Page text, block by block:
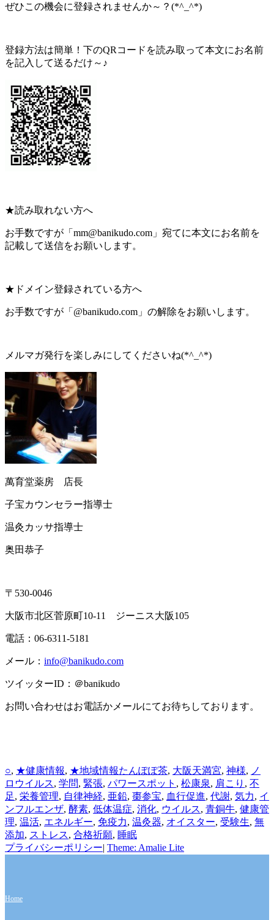
ぜひこの機会に登録されませんか～？(*^_^*)
登録方法は簡単！下のQRコードを読み取って本文にお名前
を記入して送るだけ～♪
★読み取れない方へ
お手数ですが「mm@banikudo.com」宛てに本文にお名前を
記載して送信をお願いします。
★ドメイン登録されている方へ
お手数ですが「@banikudo.com」の解除をお願いします。
メルマガ発行を楽しみにしてくださいね(*^_^*)
萬育堂薬房 店長
子宝カウンセラー指導士
温灸カッサ指導士
奥田恭子
〒530-0046
大阪市北区菅原町10-11 ジーニス大阪105
電話：06-6311-5181
メール： info@banikudo.com
ツイッターID：＠banikudo
お問い合わせはお電話かメールにてお待ちしております。
カ
テ
ゴ
リ
ー
○, ★健康情報, ★地域情報タ
グ
たんぽぽ茶, 大阪天満宮, 神様, ノ
ロウイルス, 学問, 緊張, パワースポット , 松康泉, 肩こり , 不
足, 栄養管理, 自律神経, 亜鉛, 棗参宝, 血行促進, 代謝, 気力, イ
ンフルエンザ, 酵素, 低体温症, 消化, ウイルス, 青銅牛, 健康管
理, 温活, エネルギー, 免疫力, 温灸器, オイスター, 受験生, 無
添加, ストレス, 合格祈願, 睡眠
プライバシーポリシー| Theme: Amalie Lite
Home